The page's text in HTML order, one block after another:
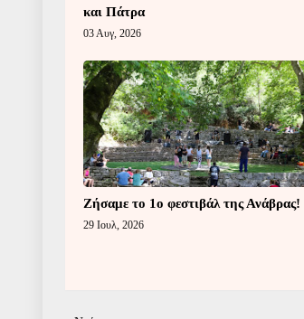
και Πάτρα
03 Αυγ, 2026
Ζήσαμε το 1ο φεστιβάλ της Ανάβρας!
29 Ιουλ, 2026